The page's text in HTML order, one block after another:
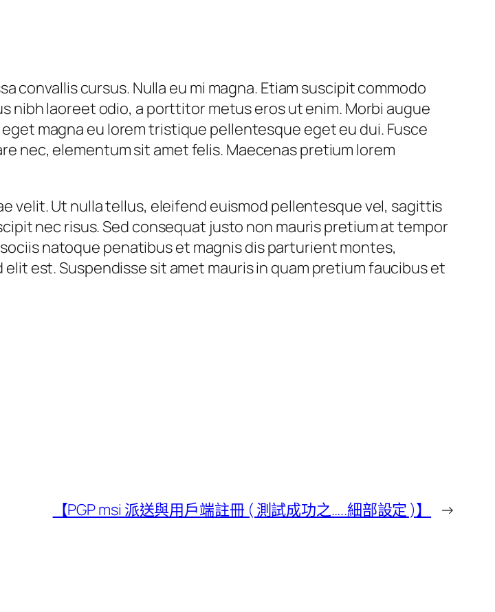
convallis cursus. Nulla eu mi magna. Etiam suscipit commodo
nibh laoreet odio, a porttitor metus eros ut enim. Morbi augue
magna eu lorem tristique pellentesque eget eu dui. Fusce
nec, elementum sit amet felis. Maecenas pretium lorem
velit. Ut nulla tellus, eleifend euismod pellentesque vel, sagittis
nec risus. Sed consequat justo non mauris pretium at tempor
natoque penatibus et magnis dis parturient montes,
est. Suspendisse sit amet mauris in quam pretium faucibus et
【PGP msi 派送與用戶端註冊 ( 測試成功之…..細部設定 )】 →